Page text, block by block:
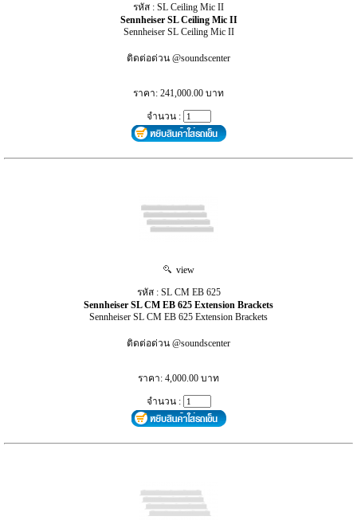
รหัส : SL Ceiling Mic II
Sennheiser SL Ceiling Mic II
Sennheiser SL Ceiling Mic II
ติดต่อด่วน @soundscenter
ราคา: 241,000.00 บาท
จำนวน :
view
รหัส : SL CM EB 625
Sennheiser SL CM EB 625 Extension Brackets
Sennheiser SL CM EB 625 Extension Brackets
ติดต่อด่วน @soundscenter
ราคา: 4,000.00 บาท
จำนวน :